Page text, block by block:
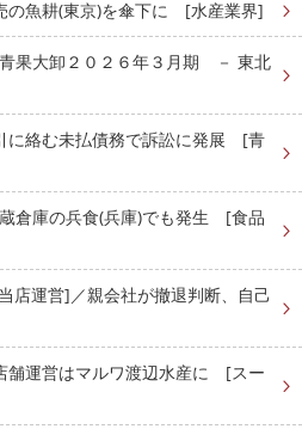
の魚耕(東京)を傘下に [水産業界]
果大卸２０２６年３月期 － 東北
に絡む未払債務で訴訟に発展 [青
倉庫の兵食(兵庫)でも発生 [食品
運営]／親会社が撤退判断、自己
舗運営はマルワ渡辺水産に [スー